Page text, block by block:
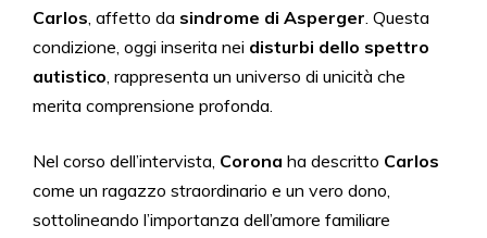
Carlos, affetto da sindrome di Asperger. Questa
condizione, oggi inserita nei disturbi dello spettro
autistico, rappresenta un universo di unicità che
merita comprensione profonda.
Nel corso dell’intervista, Corona ha descritto Carlos
come un ragazzo straordinario e un vero dono,
sottolineando l’importanza dell’amore familiare